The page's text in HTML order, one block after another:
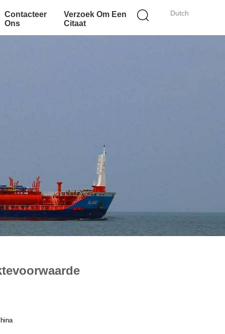
Dutch
Contacteer
Ons
Verzoek Om Een
Citaat